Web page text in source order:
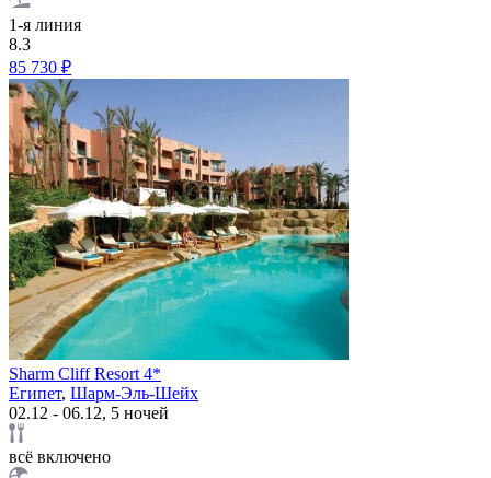
1-я линия
8.3
85 730 ₽
Sharm Cliff Resort 4*
Египет, Шарм-Эль-Шейх
02.12 - 06.12, 5 ночей
всё включено